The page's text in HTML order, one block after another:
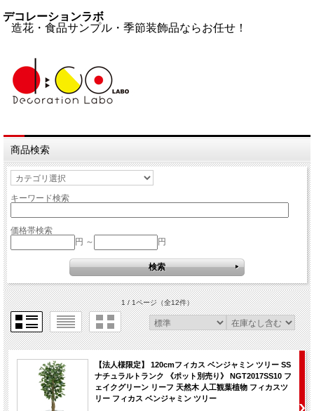
デコレーションラボ
造花・食品サンプル・季節装飾品ならお任せ！
商品検索
キーワード検索
価格帯検索
円 ～
円
1 / 1ページ（全12件）
【法人様限定】 120cmフィカス ベンジャミン ツリー SS
ナチュラルトランク 《ポット別売り》 NGT2017SS10 フ
ェイクグリーン リーフ 天然木 人工観葉植物 フィカスツ
リー フィカス ベンジャミン ツリー